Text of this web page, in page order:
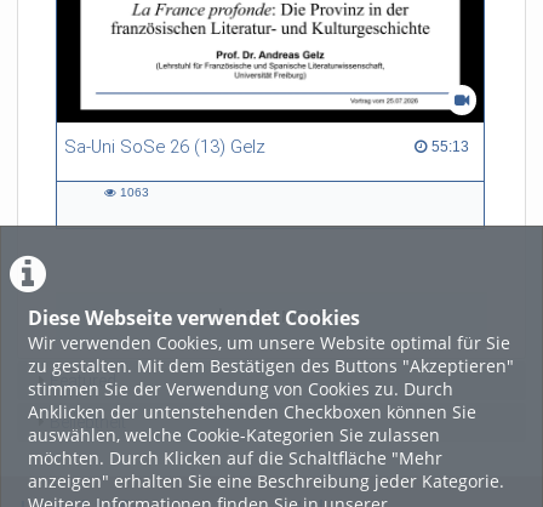
Diese Webseite verwendet Cookies
Wir verwenden Cookies, um unsere Website optimal für Sie
zu gestalten. Mit dem Bestätigen des Buttons "Akzeptieren"
stimmen Sie der Verwendung von Cookies zu. Durch
Anklicken der untenstehenden Checkboxen können Sie
auswählen, welche Cookie-Kategorien Sie zulassen
möchten. Durch Klicken auf die Schaltfläche "Mehr
anzeigen" erhalten Sie eine Beschreibung jeder Kategorie.
Sa-Uni SoSe 26 (13) Gelz 55:13
55:13 duration
1063
LADE MEHR
Featured
Beliebtheit